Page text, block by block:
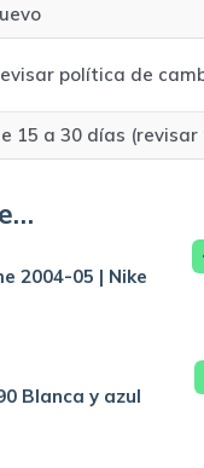
política de
15 a 30 días
2004-05 | Nike
Blanca y azul